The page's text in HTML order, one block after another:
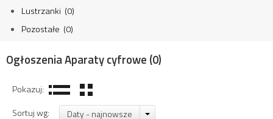
Lustrzanki (0)
Pozostałe (0)
Ogłoszenia Aparaty cyfrowe (0)
Pokazuj:
Sortuj wg:
Daty - najnowsze